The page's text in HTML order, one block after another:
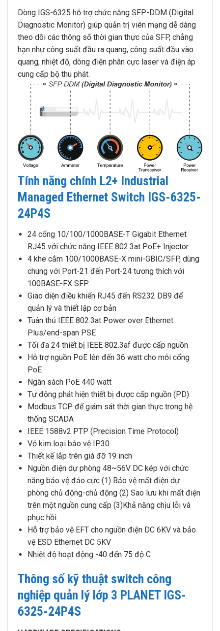
Dòng IGS-6325 hỗ trợ chức năng SFP-DDM (Digital
Diagnostic Monitor) giúp quản trị viên mạng dễ dàng
theo dõi các thông số thời gian thực của SFP, chẳng
hạn như công suất đầu ra quang, công suất đầu vào
quang, nhiệt độ, dòng điện phân cực laser và điện áp
cung cấp bộ thu phát.
Tính năng chính L2+ Industrial
Managed Ethernet Switch IGS-6325-
24P4S
24 cổng 10/100/1000BASE-T Gigabit Ethernet
RJ45 với chức năng IEEE 802.3at PoE+ Injector
4 khe cắm 100/1000BASE-X mini-GBIC/SFP, dùng
chung với Port-21 đến Port-24 tương thích với
100BASE-FX SFP.
Giao diện điều khiển RJ45 đến RS232 DB9 để
quản lý và thiết lập cơ bản
Tuân thủ IEEE 802.3at Power over Ethernet
Plus/end-span PSE
Tối đa 24 thiết bị IEEE 802.3af được cấp nguồn
Hỗ trợ nguồn PoE lên đến 36 watt cho mỗi cổng
PoE
Ngân sách PoE 440 watt
Tự động phát hiện thiết bị được cấp nguồn (PD)
Modbus TCP để giám sát thời gian thực trong hệ
thống SCADA
IEEE 1588v2 PTP (Precision Time Protocol)
Vỏ kim loại bảo vệ IP30
Thiết kế lắp trên giá đỡ 19 inch
Nguồn điện dự phòng 48~56V DC kép với chức
năng bảo vệ đảo cực (1) Bảo vệ mất điện dự
phòng chủ động-chủ động (2) Sao lưu khi mất điện
trên một nguồn cung cấp (3)Khả năng chịu lỗi và
phục hồi
Hỗ trợ bảo vệ EFT cho nguồn điện DC 6KV và bảo
vệ ESD Ethernet DC 5KV
Nhiệt độ hoạt động -40 đến 75 độ C
Thông số kỹ thuật switch công
nghiệp quản lý lớp 3 PLANET IGS-
6325-24P4S